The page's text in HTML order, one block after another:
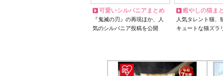
可愛いシルバニアまとめ
『鬼滅の刃』の再現ほか、人
気のシルバニア投稿を公開
癒やしの猫ま
人気タレント猫
キュートな猫ズラ